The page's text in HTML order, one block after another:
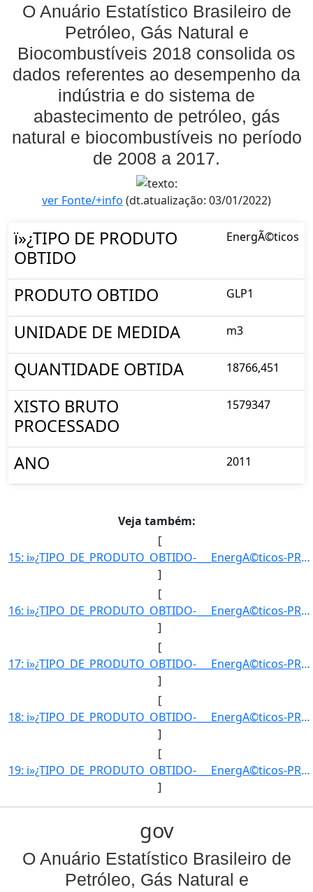
O Anuário Estatístico Brasileiro de
Petróleo, Gás Natural e
Biocombustíveis 2018 consolida os
dados referentes ao desempenho da
indústria e do sistema de
abastecimento de petróleo, gás
natural e biocombustíveis no período
de 2008 a 2017.
ver Fonte/+info (dt.atualização: 03/01/2022)
ï»¿TIPO DE PRODUTO
OBTIDO
EnergÃ©ticos
PRODUTO OBTIDO GLP1
UNIDADE DE MEDIDA m3
QUANTIDADE OBTIDA 18766,451
XISTO BRUTO
PROCESSADO
1579347
ANO 2011
Veja também:
[
15: i»¿TIPO_DE_PRODUTO_OBTIDO-___EnergA©ticos-PRODUTO_OBTIDO-GLP1-UNIDADE_DE_MEDIDA-m3-QUANTIDADE_OBTIDA]
]
[
16: i»¿TIPO_DE_PRODUTO_OBTIDO-___EnergA©ticos-PRODUTO_OBTIDO-GLP1-UNIDADE_DE_MEDIDA-m3-QUANTIDADE_OBTIDA]
]
[
17: i»¿TIPO_DE_PRODUTO_OBTIDO-___EnergA©ticos-PRODUTO_OBTIDO-GLP1-UNIDADE_DE_MEDIDA-m3-QUANTIDADE_OBTIDA]
]
[
18: i»¿TIPO_DE_PRODUTO_OBTIDO-___EnergA©ticos-PRODUTO_OBTIDO-GLP1-UNIDADE_DE_MEDIDA-m3-QUANTIDADE_OBTIDA]
]
[
19: i»¿TIPO_DE_PRODUTO_OBTIDO-___EnergA©ticos-PRODUTO_OBTIDO-GLP1-UNIDADE_DE_MEDIDA-m3-QUANTIDADE_OBTIDA]
]
gov
O Anuário Estatístico Brasileiro de
Petróleo, Gás Natural e